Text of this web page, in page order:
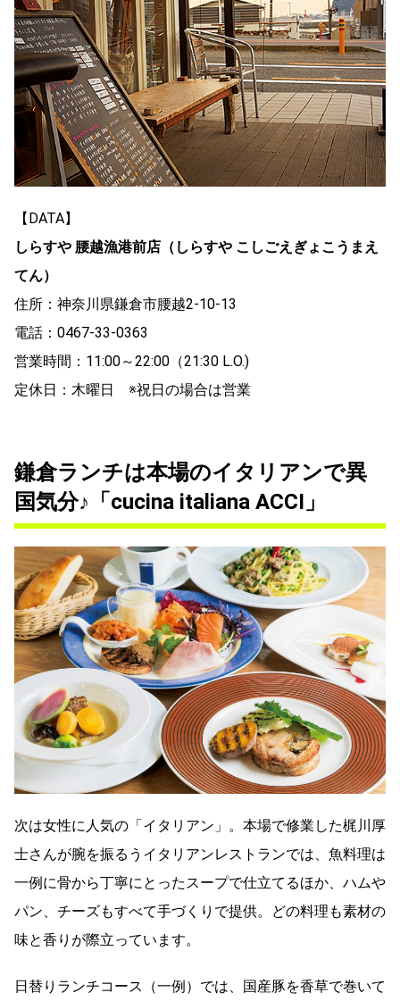
【DATA】
しらすや 腰越漁港前店（しらすや こしごえぎょこうまえ
てん）
住所：神奈川県鎌倉市腰越2-10-13
電話：0467-33-0363
営業時間：11:00～22:00（21:30 L.O.)
定休日：木曜日 ※祝日の場合は営業
鎌倉ランチは本場のイタリアンで異
国気分♪「cucina italiana ACCI」
次は女性に人気の「イタリアン」。本場で修業した梶川厚
士さんが腕を振るうイタリアンレストランでは、魚料理は
一例に骨から丁寧にとったスープで仕立てるほか、ハムや
パン、チーズもすべて手づくりで提供。どの料理も素材の
味と香りが際立っています。
日替りランチコース（一例）では、国産豚を香草で巻いて